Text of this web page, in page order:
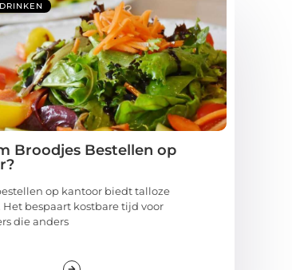
Broodjes Bestellen op
op kantoor biedt talloze
Het bespaart kostbare tijd voor
die anders